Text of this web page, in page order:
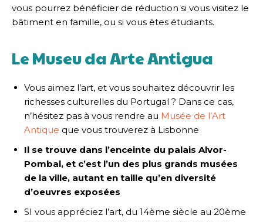
vous pourrez bénéficier de réduction si vous visitez le
bâtiment en famille, ou si vous êtes étudiants.
Le Museu da Arte Antigua
Vous aimez l’art, et vous souhaitez découvrir les
richesses culturelles du Portugal ? Dans ce cas,
n’hésitez pas à vous rendre au Musée de l’Art
Antique que vous trouverez à Lisbonne
Il se trouve dans l’enceinte du palais Alvor-
Pombal, et c’est l’un des plus grands musées
de la ville, autant en taille qu’en diversité
d’oeuvres exposées
SI vous appréciez l’art, du 14ème siècle au 20ème